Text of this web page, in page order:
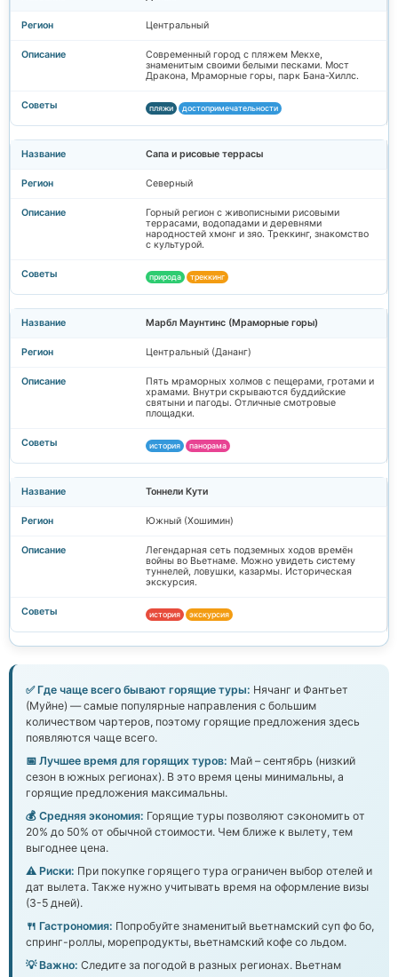
Центральный
Современный город с пляжем Мекхе,
знаменитым своими белыми песками. Мост
Дракона, Мраморные горы, парк Бана-Хиллс.
пляжи достопримечательности
Сапа и рисовые террасы
Северный
Горный регион с живописными рисовыми
террасами, водопадами и деревнями
народностей хмонг и зяо. Треккинг, знакомство
с культурой.
природа треккинг
Марбл Маунтинс (Мраморные горы)
Центральный (Дананг)
Пять мраморных холмов с пещерами, гротами и
храмами. Внутри скрываются буддийские
святыни и пагоды. Отличные смотровые
площадки.
история панорама
Тоннели Кути
Южный (Хошимин)
Легендарная сеть подземных ходов времён
войны во Вьетнаме. Можно увидеть систему
туннелей, ловушки, казармы. Историческая
экскурсия.
история экскурсия
✅ Где чаще всего бывают горящие туры: Нячанг и Фантьет
(Муйне) — самые популярные направления с большим
количеством чартеров, поэтому горящие предложения здесь
появляются чаще всего.
📅 Лучшее время для горящих туров: Май – сентябрь (низкий
сезон в южных регионах). В это время цены минимальны, а
горящие предложения максимальны.
💰 Средняя экономия: Горящие туры позволяют сэкономить от
20% до 50% от обычной стоимости. Чем ближе к вылету, тем
выгоднее цена.
⚠️ Риски: При покупке горящего тура ограничен выбор отелей и
дат вылета. Также нужно учитывать время на оформление визы
(3-5 дней).
🍴 Гастрономия: Попробуйте знаменитый вьетнамский суп фо бо,
спринг-роллы, морепродукты, вьетнамский кофе со льдом.
💡 Важно: Следите за погодой в разных регионах. Вьетнам